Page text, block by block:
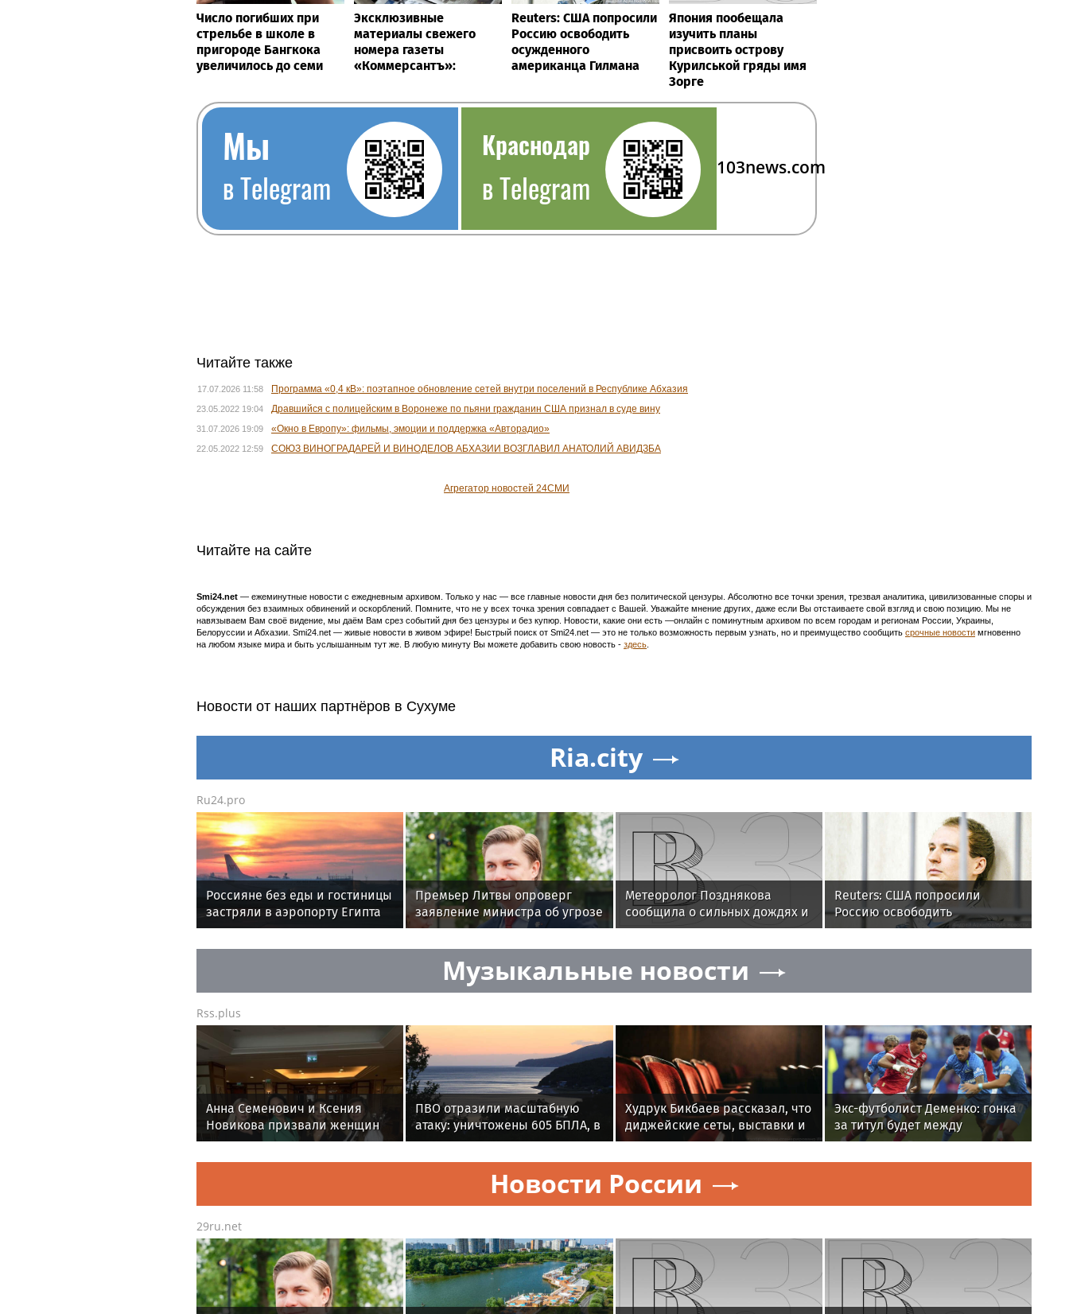
Число погибших при
стрельбе в школе в
пригороде Бангкока
увеличилось до семи
Эксклюзивные
материалы свежего
номера газеты
«Коммерсантъ»:
Reuters: США попросили
Россию освободить
осужденного
американца Гилмана
Япония пообещала
изучить планы
присвоить острову
Курилськой гряды имя
Зорге
Мы
в Telegram
Краснодар
в Telegram 103news.com
Читайте также
17.07.2026 11:58 Программа «0,4 кВ»: поэтапное обновление сетей внутри поселений в Республике Абхазия
23.05.2022 19:04 Дравшийся с полицейским в Воронеже по пьяни гражданин США признал в суде вину
31.07.2026 19:09 «Окно в Европу»: фильмы, эмоции и поддержка «Авторадио»
22.05.2022 12:59 СОЮЗ ВИНОГРАДАРЕЙ И ВИНОДЕЛОВ АБХАЗИИ ВОЗГЛАВИЛ АНАТОЛИЙ АВИДЗБА
Агрегатор новостей 24СМИ
Читайте на сайте
Smi24.net — ежеминутные новости с ежедневным архивом. Только у нас — все главные новости дня без политической цензуры. Абсолютно все точки зрения, трезвая аналитика, цивилизованные споры и
обсуждения без взаимных обвинений и оскорблений. Помните, что не у всех точка зрения совпадает с Вашей. Уважайте мнение других, даже если Вы отстаиваете свой взгляд и свою позицию. Мы не
навязываем Вам своё видение, мы даём Вам срез событий дня без цензуры и без купюр. Новости, какие они есть —онлайн с поминутным архивом по всем городам и регионам России, Украины,
Белоруссии и Абхазии. Smi24.net — живые новости в живом эфире! Быстрый поиск от Smi24.net — это не только возможность первым узнать, но и преимущество сообщить срочные новости мгновенно
на любом языке мира и быть услышанным тут же. В любую минуту Вы можете добавить свою новость - здесь
Новости от наших партнёров в Сухуме
Ria.city
Ru24.pro
Россияне без еды и гостиницы
застряли в аэропорту Египта
после отмены рейса
Премьер Литвы опроверг
заявление министра об угрозе
со стороны РФ
Метеоролог Позднякова
сообщила о сильных дождях и
граде в Москве
Reuters: США попросили
Россию освободить
осужденного американца
Гилмана
Музыкальные новости
Rss.plus
Анна Семенович и Ксения
Новикова призвали женщин
не молчать о домашнем
насилии.
ПВО отразили масштабную
атаку: уничтожены 605 БПЛА, в
том числе над Крымом и
акваториями морей
Худрук Бикбаев рассказал, что
диджейские сеты, выставки и
кафе помогли привлечь новую
аудиторию в
Экс-футболист Деменко: гонка
за титул будет между
"Зенитом", "Спартаком" и
"Краснодаром"
Новости России
29ru.net